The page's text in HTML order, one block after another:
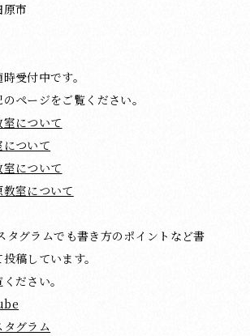
原市
受付中です。
ページをご覧ください。
について
ついて
について
室について
グラムでも書き方のポイントなど書
稿しています。
ださい。
グラム